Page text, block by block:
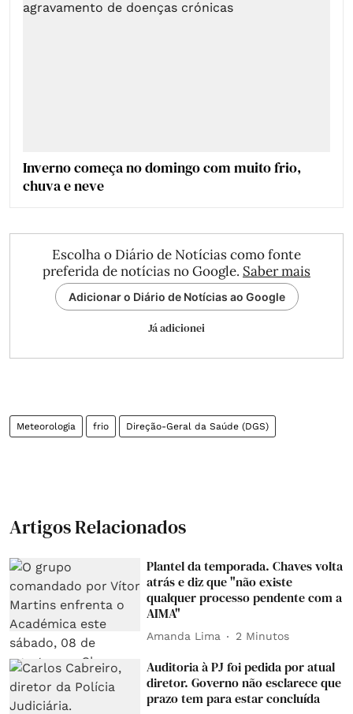
Inverno começa no domingo com muito frio,
chuva e neve
Escolha o Diário de Notícias como fonte
preferida de notícias no Google. Saber mais
Adicionar o Diário de Notícias ao Google
Já adicionei
Meteorologia frio Direção-Geral da Saúde (DGS)
Artigos Relacionados
Plantel da temporada. Chaves volta
atrás e diz que "não existe
qualquer processo pendente com a
AIMA"
Amanda Lima 2 Minutos
Auditoria à PJ foi pedida por atual
diretor. Governo não esclarece que
prazo tem para estar concluída